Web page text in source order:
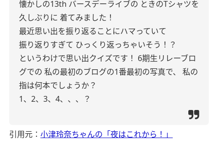
懐かしの13th バースデーライブの ときのTシャツを
久しぶりに 着てみました！
最近思い出を振り返ることにハマっていて
振り返りすぎて ひっくり返っちゃいそう！？
というわけで思い出クイズです！ 6期生リレーブロ
グでの 私の最初のブログの1番最初の写真で、
私の
指は何本でしょうか？
1、2、3、4、、、？
引用元： 小津玲奈ちゃんの「夜はこれから！」